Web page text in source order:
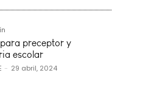
preceptor y
escolar
- 29 abril, 2024